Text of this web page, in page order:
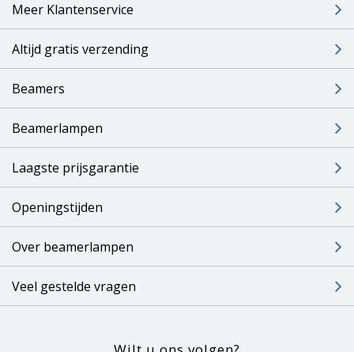
Meer Klantenservice
Altijd gratis verzending
Beamers
Beamerlampen
Laagste prijsgarantie
Openingstijden
Over beamerlampen
Veel gestelde vragen